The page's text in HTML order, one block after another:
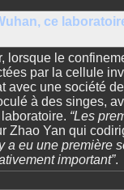
ce
lorsque le
par la cellule
avec une société
à des singes,
“Les
Zhao Yan qui
eu une première
important”.